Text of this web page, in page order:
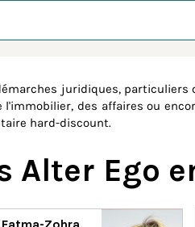
juridiques,
des affaires ou
hard-discount.
Alter Ego